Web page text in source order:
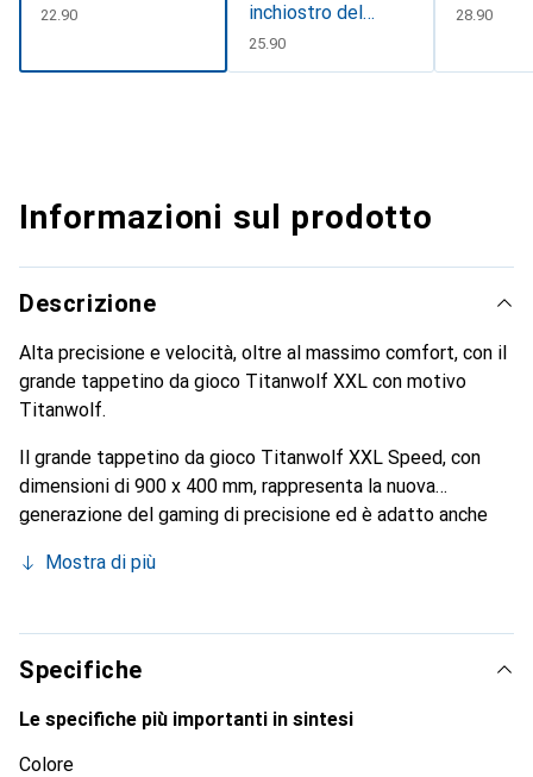
CHF
22.90
inchiostro del
Giappone
CHF
25.90
CHF
28.90
Informazioni sul prodotto
Descrizione
Alta precisione e velocità, oltre al massimo comfort, con il
grande tappetino da gioco Titanwolf XXL con motivo
Titanwolf.
Il grande tappetino da gioco Titanwolf XXL Speed, con
dimensioni di 900 x 400 mm, rappresenta la nuova
generazione del gaming di precisione ed è adatto anche
particolarmente rivolto ai giocatori che attribuiscono
comfort. Il robusto tappetino da scrivania offre numerosi
vantaggi che consentono un'esperienza di gioco senza
compromessi e un lavoro confortevole.
Mostra di più
Specifiche
Le specifiche più importanti in sintesi
Colore